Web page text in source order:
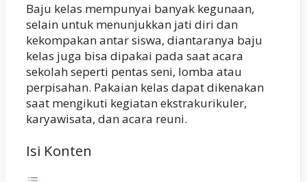
Baju kelas mempunyai banyak kegunaan,
selain untuk menunjukkan jati diri dan
kekompakan antar siswa, diantaranya baju
kelas juga bisa dipakai pada saat acara
sekolah seperti pentas seni, lomba atau
perpisahan. Pakaian kelas dapat dikenakan
saat mengikuti kegiatan ekstrakurikuler,
karyawisata, dan acara reuni.
Isi Konten